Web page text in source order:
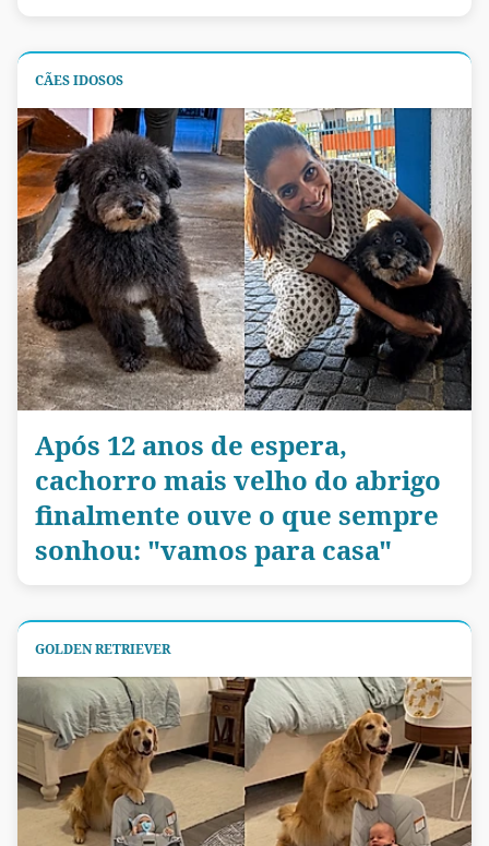
CÃES IDOSOS
Após 12 anos de espera,
cachorro mais velho do abrigo
finalmente ouve o que sempre
sonhou: "vamos para casa"
GOLDEN RETRIEVER